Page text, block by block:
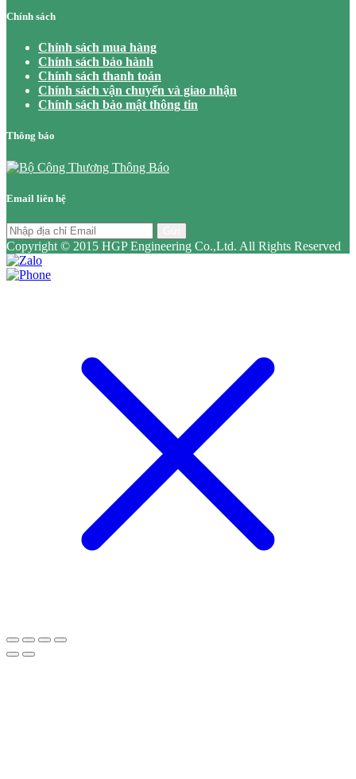
Chính sách
Chính sách mua hàng
Chính sách bảo hành
Chính sách thanh toán
Chính sách vận chuyển và giao nhận
Chính sách bảo mật thông tin
Thông báo
Email liên hệ
Copyright © 2015 HGP Engineering Co.,Ltd. All Rights Reserved